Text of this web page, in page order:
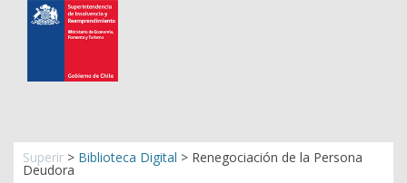
Superir > Biblioteca Digital > Renegociación de la Persona
Deudora